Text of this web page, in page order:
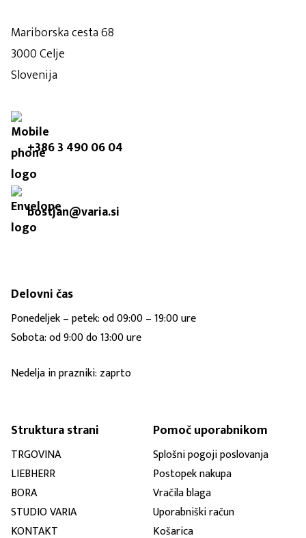
Mariborska cesta 68
3000 Celje
Slovenija
+386 3 490 06 04
bostjan@varia.si
Delovni čas
Ponedeljek – petek: od 09:00 – 19:00 ure
Sobota: od 9:00 do 13:00 ure
Nedelja in prazniki: zaprto
Struktura strani
TRGOVINA
LIEBHERR
BORA
STUDIO VARIA
KONTAKT
Pomoč uporabnikom
Splošni pogoji poslovanja
Postopek nakupa
Vračila blaga
Uporabniški račun
Košarica